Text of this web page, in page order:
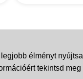
élményt
tekintsd meg